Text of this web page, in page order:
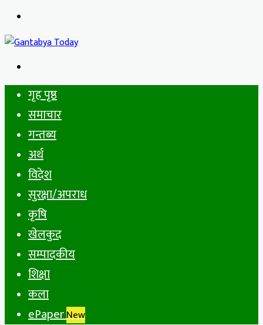
for
गृह पृष्ठ
समाचार
गन्तब्य
अर्थ
विदेश
सुरक्षा/अपराध
कृषि
खेलकुद
सम्पादकीय
शिक्षा
कला
ePaperNew